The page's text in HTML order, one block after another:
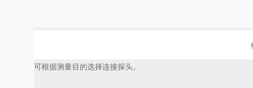
可根据测量目的选择连接探头。